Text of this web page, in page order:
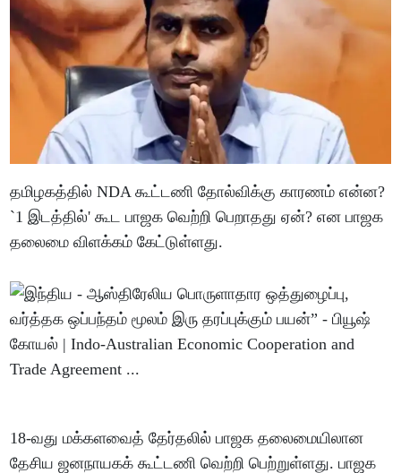
தமிழகத்தில் NDA கூட்டணி தோல்விக்கு காரணம் என்ன?
`1 இடத்தில்' கூட பாஜக வெற்றி பெறாதது ஏன்? என பாஜக
தலைமை விளக்கம் கேட்டுள்ளது.
18-வது மக்களவைத் தேர்தலில் பாஜக தலைமையிலான
தேசிய ஜனநாயகக் கூட்டணி வெற்றி பெற்றுள்ளது. பாஜக